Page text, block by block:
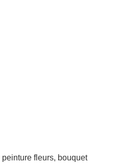
fleurs, bouquet